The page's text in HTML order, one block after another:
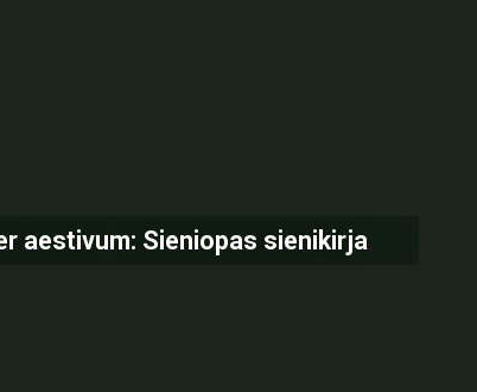
aestivum: Sieniopas sienikirja